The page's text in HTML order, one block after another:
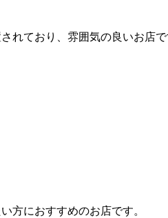
れており、雰囲気の良いお店で
方におすすめのお店です。